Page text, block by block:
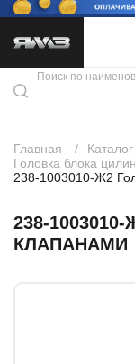
Каталог продукции
Скидки
Контакты
Главная Каталог
Головка блока
238-1003010-Ж2
238-
КЛАПАНАМИ